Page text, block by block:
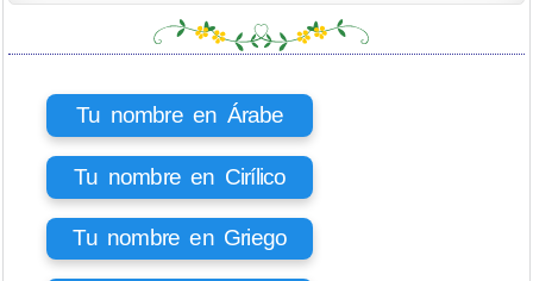
Tu nombre en Árabe
Tu nombre en Cirílico
Tu nombre en Griego